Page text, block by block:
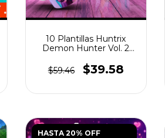
10 Plantillas Huntrix
Demon Hunter Vol. 2
$59.46
$39.58
HASTA 20% OFF